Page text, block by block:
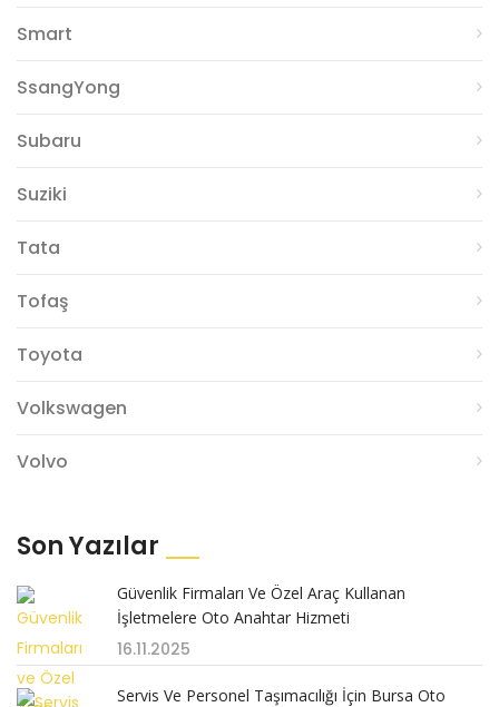
Smart
SsangYong
Subaru
Suziki
Tata
Tofaş
Toyota
Volkswagen
Volvo
Son Yazılar
Güvenlik Firmaları Ve Özel Araç Kullanan
İşletmelere Oto Anahtar Hizmeti
16.11.2025
Servis Ve Personel Taşımacılığı İçin Bursa Oto